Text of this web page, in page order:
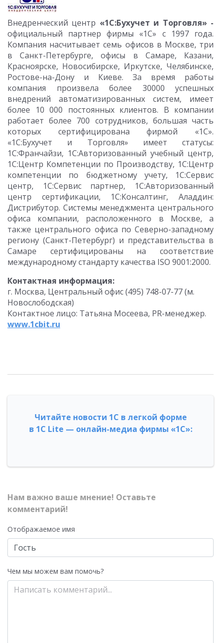
Внедренческий центр «1С:Бухучет и Торговля» -
официальный партнер фирмы «1С» с 1997 года.
Компания насчитывает семь офисов в Москве, три
в Санкт-Петербурге, офисы в Самаре, Казани,
Красноярске, Новосибирске, Иркутске, Челябинске,
Ростове-на-Дону и Киеве. За время работы
компания произвела более 30000 успешных
внедрений автоматизированных систем, имеет
более 10 000 постоянных клиентов. В компании
работает более 700 сотрудников, большая часть
которых сертифицирована фирмой «1С».
«1С:Бухучет и Торговля» имеет статусы:
1С:Франчайзи, 1С:Авторизованный учебный центр,
1С:Центр Компетенции по Производству, 1С:Центр
компетенции по бюджетному учету, 1С:Сервис
центр, 1С:Сервис партнер, 1С:Авторизованный
центр сертификации, 1С:Консалтинг, Аладдин:
Дистрибутор. Системы менеджмента центрального
офиса компании, расположенного в Москве, а
также центрального офиса по Северно-западному
региону (Санкт-Петербург) и представительства в
Самаре сертифицированы на соответствие
международному стандарту качества ISO 9001:2000.
Контактная информация:
г. Москва, Центральный офис (495) 748-07-77 (м.
Новослободская)
Контактное лицо: Татьяна Мосеева, PR-менеджер.
www.1cbit.ru
Читайте новости 1С в легкой форме
в 1С Lite — онлайн-медиа фирмы «1С»:
Нам важно ваше мнение! Оставьте
комментарий!
Отображаемое имя
Чем мы можем вам помочь?